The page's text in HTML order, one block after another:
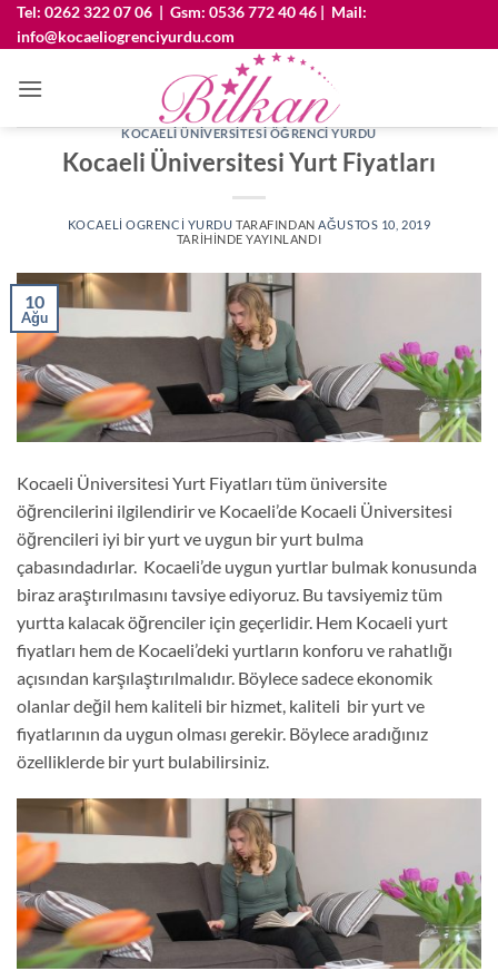
İçeriğe
atla
Tel: 0262 322 07 06 | Gsm: 0536 772 40 46 | Mail:
info@kocaeliogrenciyurdu.com
KOCAELI ÜNIVERSITESI ÖĞRENCI YURDU
Kocaeli Üniversitesi Yurt Fiyatları
KOCAELI OGRENCI YURDU TARAFINDAN AĞUSTOS 10, 2019
TARIHINDE YAYINLANDI
10
Ağu
Kocaeli Üniversitesi Yurt Fiyatları tüm üniversite
öğrencilerini ilgilendirir ve Kocaeli’de Kocaeli Üniversitesi
öğrencileri iyi bir yurt ve uygun bir yurt bulma
çabasındadırlar. Kocaeli’de uygun yurtlar bulmak konusunda
biraz araştırılmasını tavsiye ediyoruz. Bu tavsiyemiz tüm
yurtta kalacak öğrenciler için geçerlidir. Hem Kocaeli yurt
fiyatları hem de Kocaeli’deki yurtların konforu ve rahatlığı
açısından karşılaştırılmalıdır. Böylece sadece ekonomik
olanlar değil hem kaliteli bir hizmet, kaliteli bir yurt ve
fiyatlarının da uygun olması gerekir. Böylece aradığınız
özelliklerde bir yurt bulabilirsiniz.